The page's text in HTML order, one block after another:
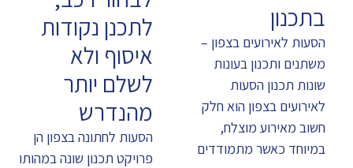
בתכנון
הסעות לאירועים בצפון –
משתנים ותכנון בעונות
שונות תכנון הסעות
לאירועים בצפון הוא חלק
חשוב מאירוע מוצלח,
במיוחד כאשר מתמודדים
לתכנן נקודות
איסוף ולא
לשלם יותר
מהנדרש
הסעות לחתונה בצפון הן
פרויקט תכנון שונה במהותו